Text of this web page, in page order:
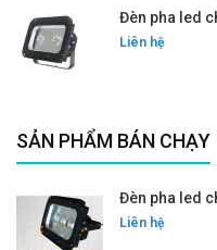
Đèn pha led
Liên hệ
SẢN PHẨM BÁN CHẠY
Đèn pha led
Liên hệ